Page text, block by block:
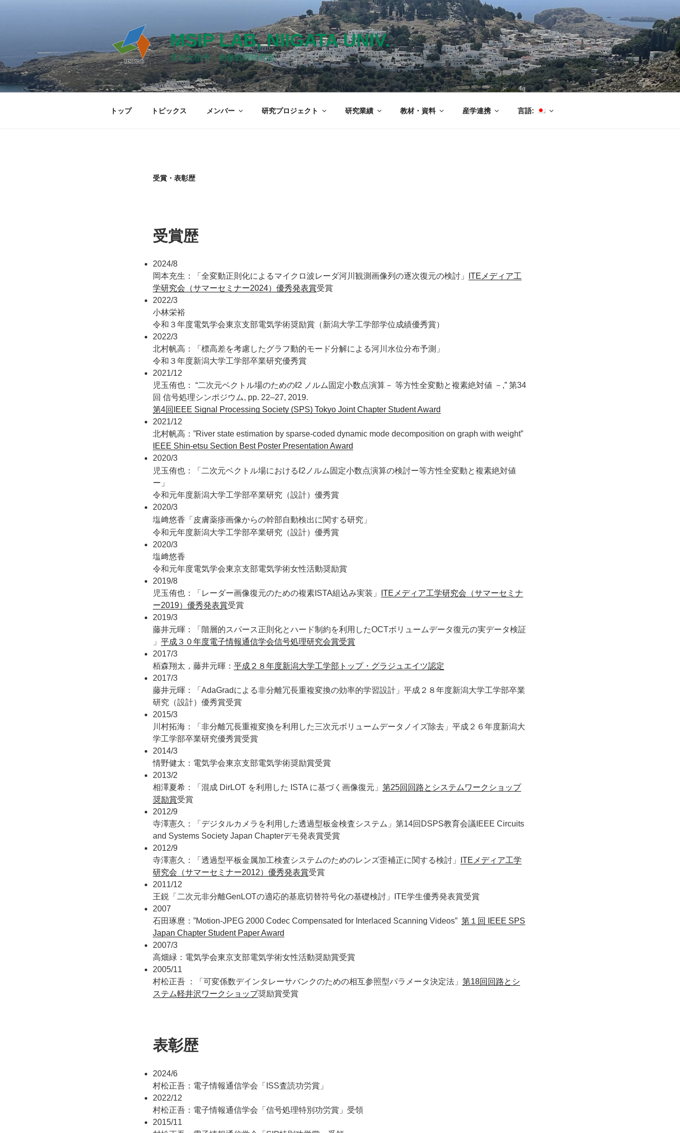
へ
キ
MSIP LAB, NIIGATA UNIV.
多次元信号・画像処理研究室
トップ トピックス メンバー 研究プロジェクト 研究業績 教材・資料 産学連携 言語:
受賞・表彰歴
受賞歴
2024/8
岡本充生：「全変動正則化によるマイクロ波レーダ河川観測画像列の逐次復元の検討」
ITEメディア工
学研究会（サマーセミナー2024）優秀発表賞受賞
2022/3
小林栄裕
令和３年度電気学会東京支部電気学術奨励賞（新潟大学工学部学位成績優秀賞）
2022/3
北村帆高：「標高差を考慮したグラフ動的モード分解による河川水位分布予測」
令和３年度新潟大学工学部卒業研究優秀賞
2021/12
児玉侑也： “二次元ベクトル場のためのℓ2 ノルム固定小数点演算－ 等方性全変動と複素絶対値 －,” 第34
回 信号処理シンポジウム, pp. 22–27, 2019.
第4回IEEE Signal Processing Society (SPS) Tokyo Joint Chapter Student Award
2021/12
北村帆高：”River state estimation by sparse-coded dynamic mode decomposition on graph with weight”
IEEE Shin-etsu Section Best Poster Presentation Award
2020/3
児玉侑也：「二次元ベクトル場におけるℓ2ノルム固定小数点演算の検討ー等方性全変動と複素絶対値
ー」
令和元年度新潟大学工学部卒業研究（設計）優秀賞
2020/3
塩﨑悠香「 皮膚薬疹画像からの幹部自動検出に関する研究」
令和元年度新潟大学工学部卒業研究（設計）優秀賞
2020/3
塩﨑悠香
令和元年度電気学会東京支部電気学術女性活動奨励賞
2019/8
児玉侑也：「レーダー画像復元のための複素ISTA組込み実装」
ITEメディア工学研究会（サマーセミナ
ー2019）優秀発表賞受賞
2019/3
藤井元暉：「階層的スパース正則化とハード制約を利用したOCTボリュームデータ復元の実データ検証
」 平成３０年度電子情報通信学会信号処理研究会賞受賞
2017/3
栢森翔太，藤井元暉： 平成２８年度新潟大学工学部トップ・グラジュエイツ認定
2017/3
藤井元暉：「AdaGradによる非分離冗長重複変換の効率的学習設計」平成２８年度新潟大学工学部卒業
研究（設計）優秀賞受賞
2015/3
川村拓海：「非分離冗長重複変換を利用した三次元ボリュームデータノイズ除去」平成２６年度新潟大
学工学部卒業研究優秀賞受賞
2014/3
情野健太：電気学会東京支部電気学術奨励賞受賞
2013/2
相澤夏希：「混成 DirLOT を利用した ISTA に基づく画像復元」 第25回回路とシステムワークショップ
奨励賞受賞
2012/9
寺澤憲久：「デジタルカメラを利用した透過型板金検査システム」第14回DSPS教育会議IEEE Circuits
and Systems Society Japan Chapterデモ発表賞受賞
2012/9
寺澤憲久：「透過型平板金属加工検査システムのためのレンズ歪補正に関する検討」
ITEメディア工学
研究会（サマーセミナー2012）優秀発表賞受賞
2011/12
王鋭「二次元非分離GenLOTの適応的基底切替符号化の基礎検討」ITE学生優秀発表賞受賞
2007
石田琢麿：”Motion-JPEG 2000 Codec Compensated for Interlaced Scanning Videos” 第１回 IEEE SPS
Japan Chapter Student Paper Award
2007/3
高畑緑：電気学会東京支部電気学術女性活動奨励賞受賞
2005/11
村松正吾 ：「可変係数デインタレーサバンクのための相互参照型パラメータ決定法」 第18回回路とシ
ステム軽井沢ワークショップ奨励賞受賞
表彰歴
2024/6
村松正吾：電子情報通信学会「ISS査読功労賞」
2022/12
村松正吾：電子情報通信学会「信号処理特別功労賞」受領
2015/11